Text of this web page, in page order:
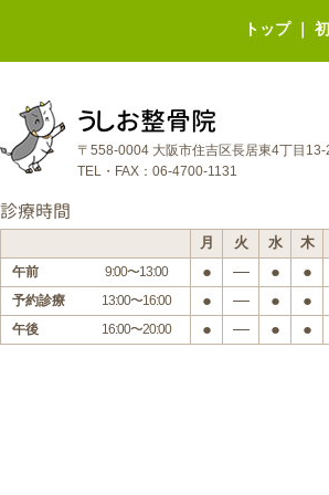
トップ｜
うしお整骨院
〒558-0004 大阪市住吉区長居東4丁目
TEL・FAX：06-4700-1131
診療時間
月 火 水 木
午前 9:00〜13:00 ● ― ● ●
予約診療 13:00〜16:00 ● ― ● ●
午後 16:00〜20:00 ● ― ● ●